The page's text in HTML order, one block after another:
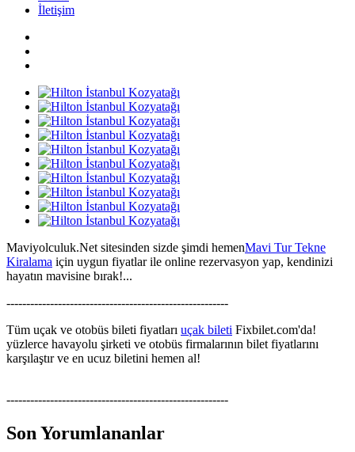
İletişim
Maviyolculuk.Net sitesinden sizde şimdi hemenMavi Tur Tekne
Kiralama için uygun fiyatlar ile online rezervasyon yap, kendinizi
hayatın mavisine bırak!...
--------------------------------------------------------
Tüm uçak ve otobüs bileti fiyatları uçak bileti Fixbilet.com'da!
yüzlerce havayolu şirketi ve otobüs firmalarının bilet fiyatlarını
karşılaştır ve en ucuz biletini hemen al!
--------------------------------------------------------
Son Yorumlananlar